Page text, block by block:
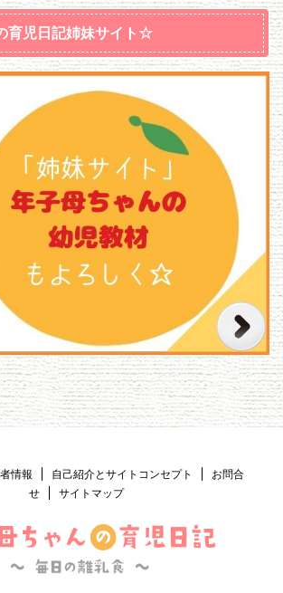
育児日記姉妹サイト☆
情報 自己紹介とサイトコンセプト
お問合
せ
サイトマップ